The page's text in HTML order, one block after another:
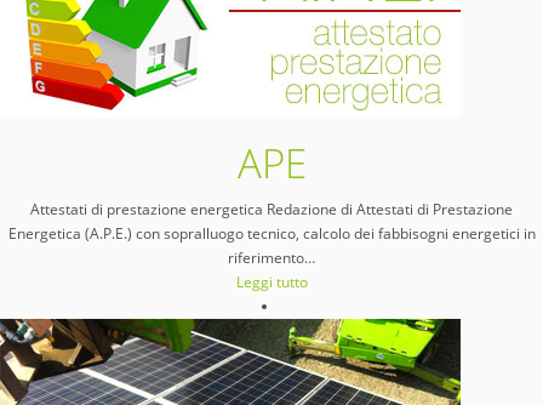
APE
Attestati di prestazione energetica Redazione di Attestati di Prestazione
Energetica (A.P.E.) con sopralluogo tecnico, calcolo dei fabbisogni energetici in
riferimento…
Leggi tutto